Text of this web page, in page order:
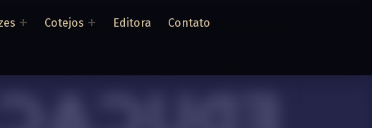
Cotejos Editora Contato